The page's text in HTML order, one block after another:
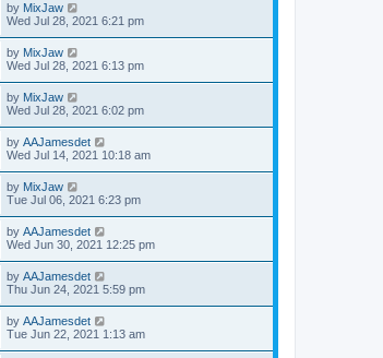
by MixJaw
Wed Jul 28, 2021 6:21 pm
by MixJaw
Wed Jul 28, 2021 6:13 pm
by MixJaw
Wed Jul 28, 2021 6:02 pm
by AAJamesdet
Wed Jul 14, 2021 10:18 am
by MixJaw
Tue Jul 06, 2021 6:23 pm
by AAJamesdet
Wed Jun 30, 2021 12:25 pm
by AAJamesdet
Thu Jun 24, 2021 5:59 pm
by AAJamesdet
Tue Jun 22, 2021 1:13 am